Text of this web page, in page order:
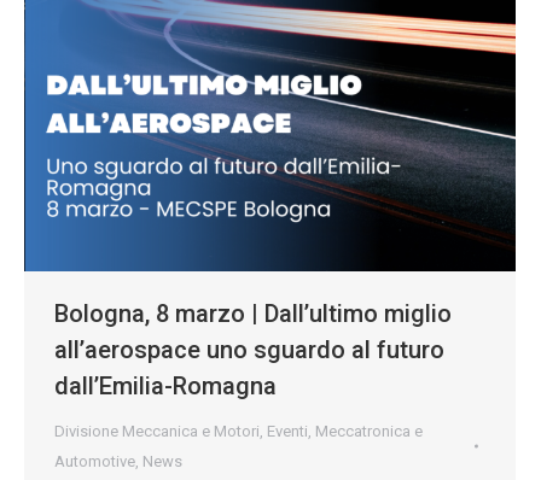
Bologna, 8 marzo | Dall’ultimo miglio
all’aerospace uno sguardo al futuro
dall’Emilia-Romagna
Divisione Meccanica e Motori, Eventi, Meccatronica e
Automotive, News